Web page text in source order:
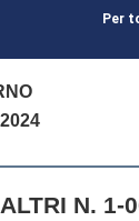
N. 1-
Per